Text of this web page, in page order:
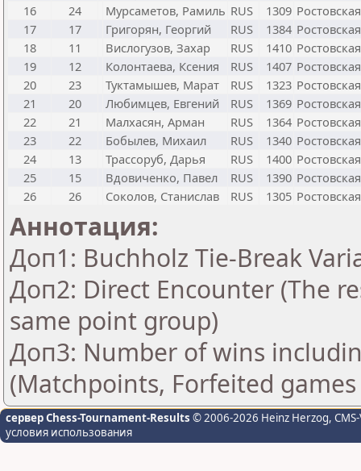
16
24 Мурсаметов, Рамиль RUS 1309
17
17 Григорян, Георгий RUS 1384
18
11 Вислогузов, Захар RUS 1410
19
12 Колонтаева, Ксения RUS 1407
20
23 Туктамышев, Марат RUS 1323
21
20 Любимцев, Евгений RUS 1369
22
21 Малхасян, Арман RUS 1364
23
22 Бобылев, Михаил RUS 1340
24
13 Трассоруб, Дарья RUS 1400
25
15 Вдовиченко, Павел RUS 1390
26
26 Соколов, Станислав RUS 1305
Аннотация:
Доп1: Buchholz Tie-Break
Доп2: Direct Encounter (The
same point group)
Доп3: Number of wins
(Matchpoints, Forfeited
сервер Chess-Tournament-Results © 2006-2026 Heinz Herzog,
условия использования